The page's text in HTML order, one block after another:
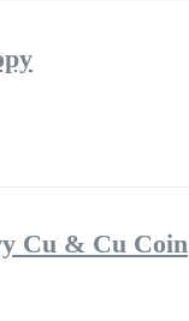
Cu & Cu Coin